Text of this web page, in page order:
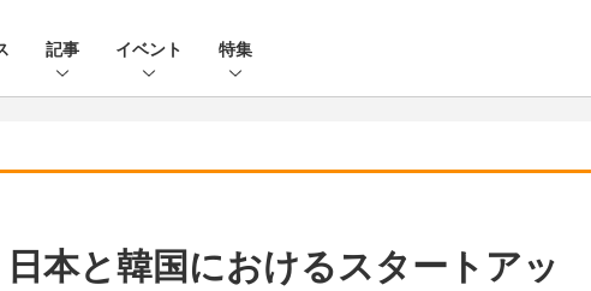
記事 イベント 特集
本と韓国におけるスタートアッ